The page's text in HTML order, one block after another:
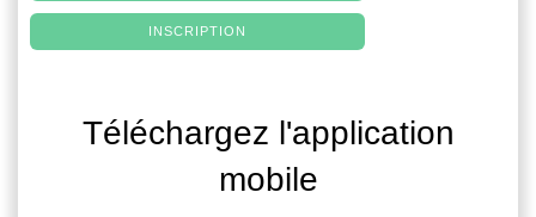
INSCRIPTION
Téléchargez l'application
mobile